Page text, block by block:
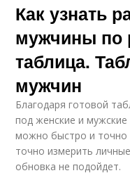
Как узнать
мужчины по
таблица.
мужчин
Благодаря готовой
под женские и
можно быстро и точно
точно измерить
обновка не подойдет.